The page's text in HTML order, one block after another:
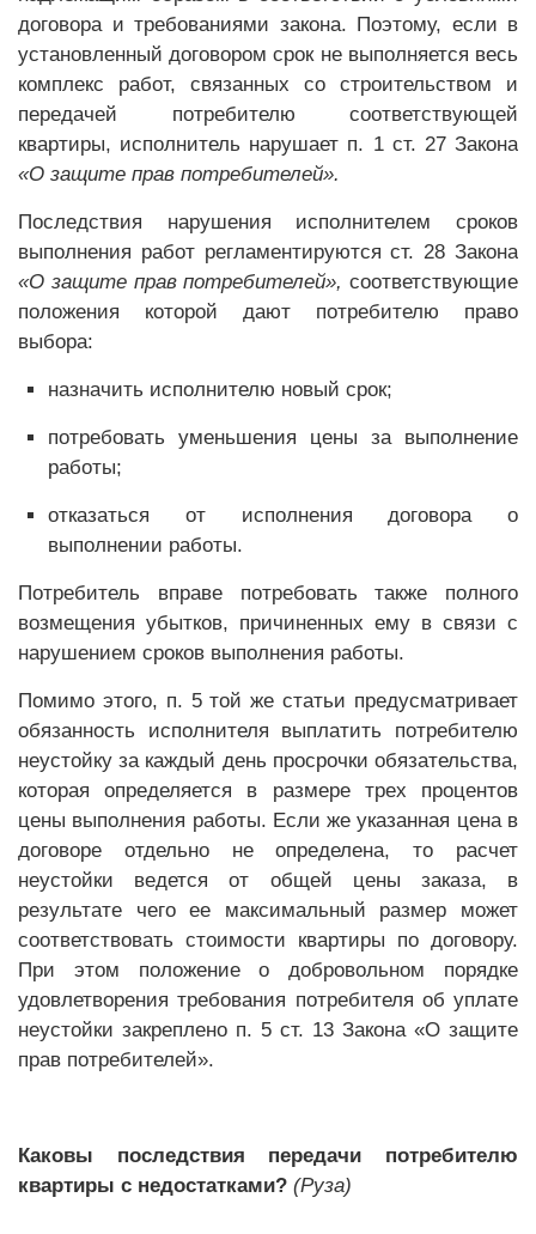
договора и требованиями закона. Поэтому, если в
установленный договором срок не выполняется весь
комплекс работ, связанных со строительством и
передачей потребителю соответствующей
квартиры, исполнитель нарушает п. 1 ст. 27 Закона
«О защите прав потребителей».
Последствия нарушения исполнителем сроков
выполнения работ регламентируются ст. 28 Закона
«О защите прав потребителей», соответствующие
положения которой дают потребителю право
выбора:
назначить исполнителю новый срок;
потребовать уменьшения цены за выполнение
работы;
отказаться от исполнения договора о
выполнении работы.
Потребитель вправе потребовать также полного
возмещения убытков, причиненных ему в связи с
нарушением сроков выполнения работы.
Помимо этого, п. 5 той же статьи предусматривает
обязанность исполнителя выплатить потребителю
неустойку за каждый день просрочки обязательства,
которая определяется в размере трех процентов
цены выполнения работы. Если же указанная цена в
договоре отдельно не определена, то расчет
неустойки ведется от общей цены заказа, в
результате чего ее максимальный размер может
соответствовать стоимости квартиры по договору.
При этом положение о добровольном порядке
удовлетворения требования потребителя об уплате
неустойки закреплено п. 5 ст. 13 Закона «О защите
прав потребителей».
Каковы последствия передачи потребителю
квартиры с недостатками? (Руза)